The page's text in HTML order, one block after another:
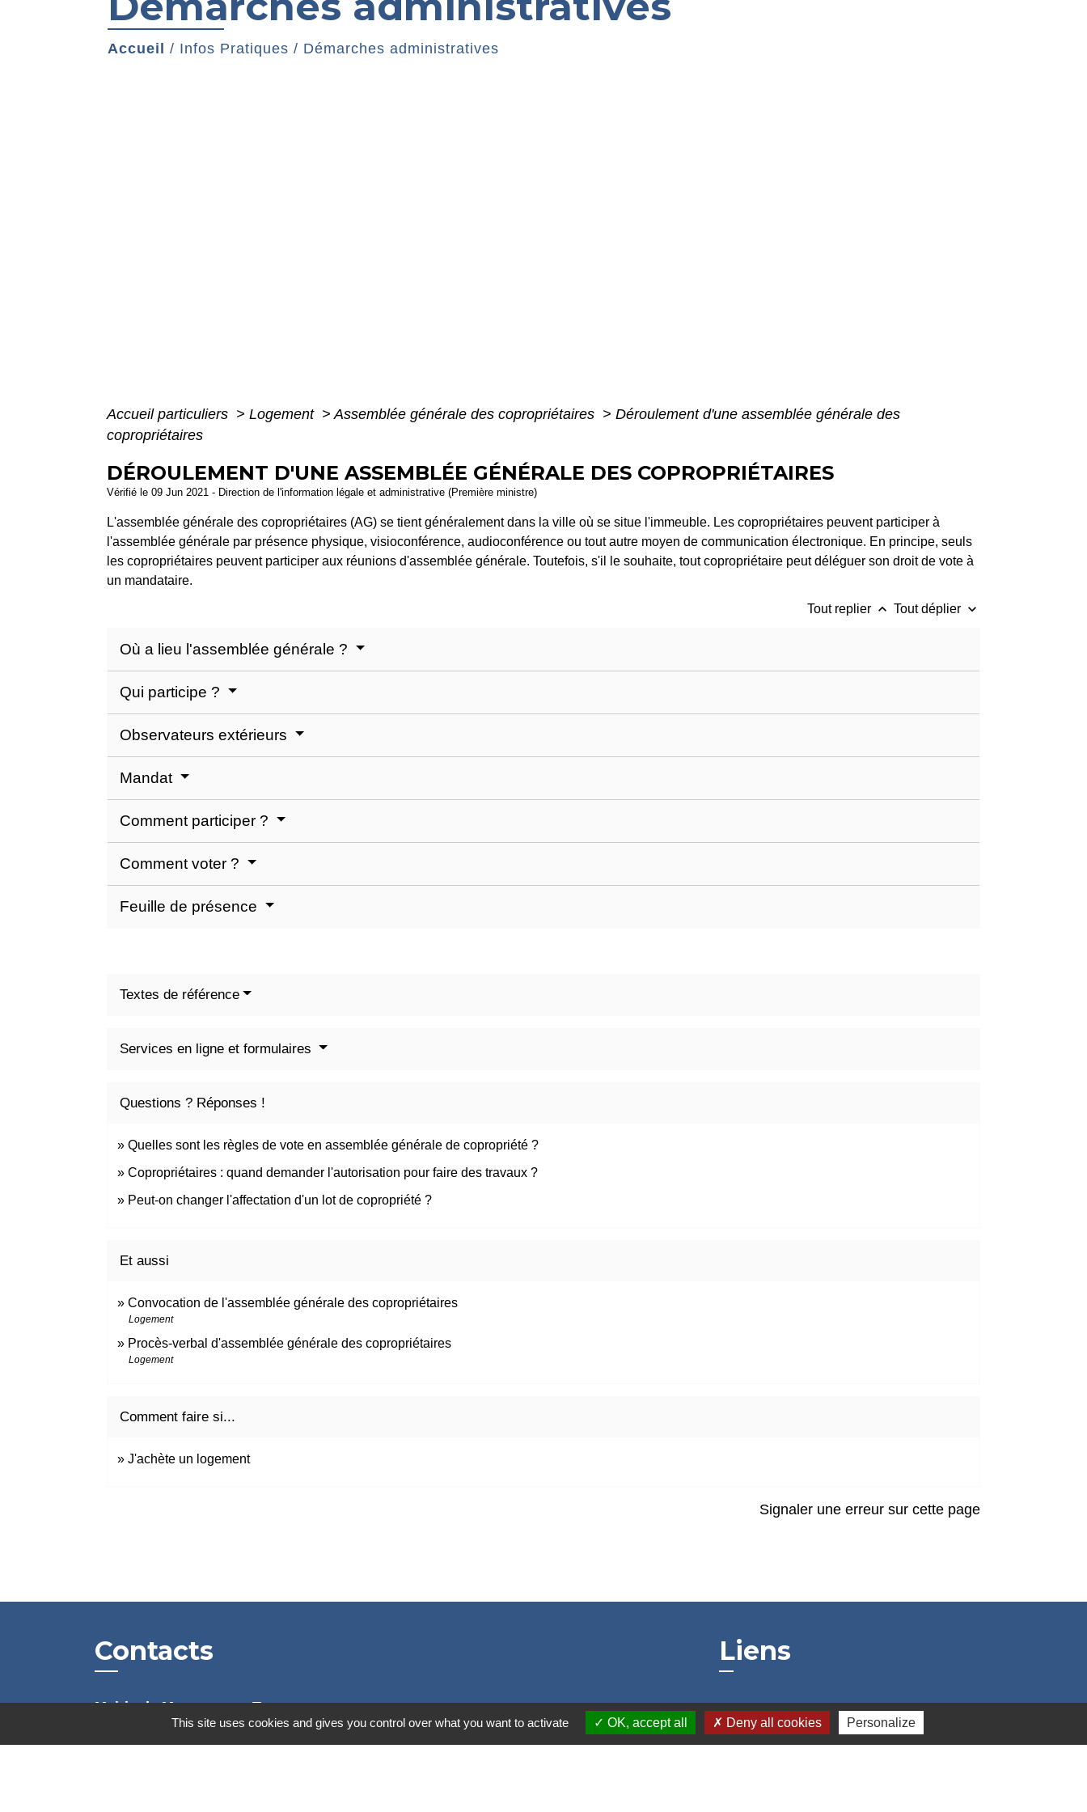
Accueil / Infos Pratiques / Démarches administratives
Accueil particuliers > Logement > Assemblée générale des copropriétaires > Déroulement d'une assemblée générale des
copropriétaires
DÉROULEMENT D'UNE ASSEMBLÉE GÉNÉRALE DES COPROPRIÉTAIRES
Vérifié le 09 Jun 2021 - Direction de l'information légale et administrative (Première ministre)
L'assemblée générale des copropriétaires (AG) se tient généralement dans la ville où se situe l'immeuble. Les copropriétaires peuvent participer à
l'assemblée générale par présence physique, visioconférence, audioconférence ou tout autre moyen de communication électronique. En principe, seuls
les copropriétaires peuvent participer aux réunions d'assemblée générale. Toutefois, s'il le souhaite, tout copropriétaire peut déléguer son droit de vote à
un mandataire.
Tout replier keyboard_arrow_up Tout déplier keyboard_arrow_down
Où a lieu l'assemblée générale ?
Qui participe ?
Observateurs extérieurs
Mandat
Comment participer ?
Comment voter ?
Feuille de présence
Textes de référence
Services en ligne et formulaires
Questions ? Réponses !
Quelles sont les règles de vote en assemblée générale de copropriété ?
Copropriétaires : quand demander l'autorisation pour faire des travaux ?
Peut-on changer l'affectation d'un lot de copropriété ?
Et aussi
Convocation de l'assemblée générale des copropriétaires
Logement
Procès-verbal d'assemblée générale des copropriétaires
Logement
Comment faire si...
J'achète un logement
Signaler une erreur sur cette page
Contacts
Mairie de Marssac-sur-Tarn
2 Rue Tonimarié
81150 Marssac-sur-Tarn - FRANCE
Liens
Grand Albigeois
Conseil Départemental du Tarn
This site uses cookies and gives you control over what you want to activate OK, accept all Deny all cookies Personalize